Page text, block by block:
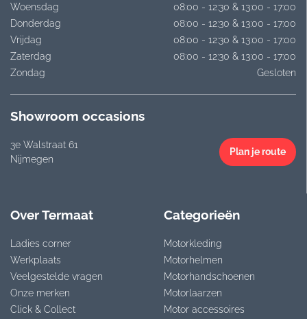
Woensdag
08:00 - 12:30 & 13:00 - 17:00
Donderdag
08:00 - 12:30 & 13:00 - 17:00
Vrijdag
08:00 - 12:30 & 13:00 - 17:00
Zaterdag
08:00 - 12:30 & 13:00 - 17:00
Zondag
Gesloten
Showroom occasions
3e Walstraat 61
Nijmegen
Plan je route
Over Termaat
Ladies corner
Werkplaats
Veelgestelde vragen
Onze merken
Click & Collect
Categorieën
Motorkleding
Motorhelmen
Motorhandschoenen
Motorlaarzen
Motor accessoires